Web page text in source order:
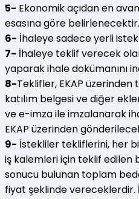
5- Ekonomik açıdan en
esasına göre belirlenecektir.
6- İhaleye sadece yerli
7- İhaleye teklif verecek
yaparak ihale dokümanını
8-Teklifler, EKAP
katılım belgesi ve diğer
ve e-imza ile imzalanarak
EKAP üzerinden
9- İstekliler tekliflerini, her
iş kalemleri için teklif edilen
sonucu bulunan toplam
fiyat şeklinde vereceklerdir.